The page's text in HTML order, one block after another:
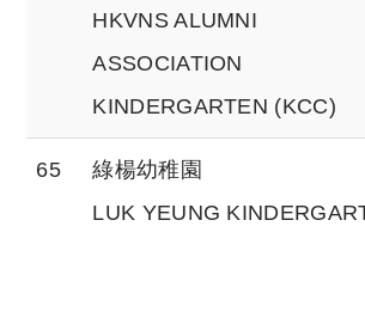
HKVNS ALUMNI
ASSOCIATION
KINDERGARTEN (KCC)
65
綠楊幼稚園
LUK YEUNG